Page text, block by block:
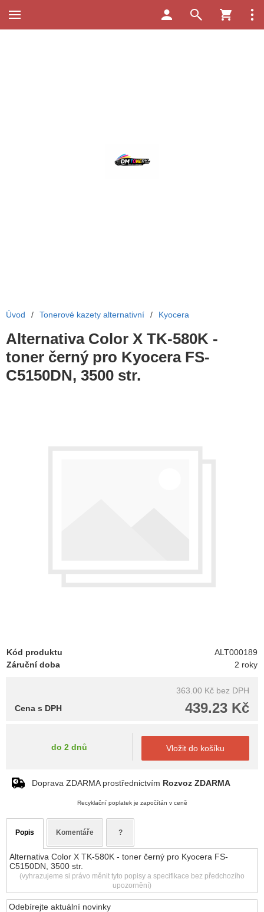
Odebírejte aktuální novinky
Úvod / Tonerové kazety alternativní / Kyocera
Alternativa Color X TK-580K -
toner černý pro Kyocera FS-
C5150DN, 3500 str.
Kód produktu
ALT000189
Záruční doba
2 roky
363.00 Kč bez DPH
439.23 Kč
Cena s DPH
do 2 dnů Vložit do košíku
Doprava ZDARMA prostřednictvím Rozvoz ZDARMA
Recyklační poplatek je započítán v ceně
Popis Komentáře ?
Alternativa Color X TK-580K - toner černý pro Kyocera FS-
C5150DN, 3500 str.
(vyhrazujeme si právo měnit tyto popisy a specifikace bez předchozího
upozornění)